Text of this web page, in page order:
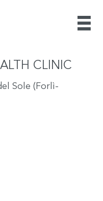
CLINIC
Sole (Forlì-